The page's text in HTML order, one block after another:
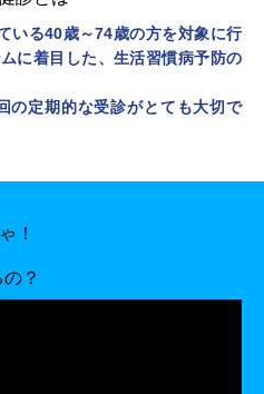
いる40歳～74歳の方を対象に行
に着目した、生活習慣病予防の
の定期的な受診がとても大切で